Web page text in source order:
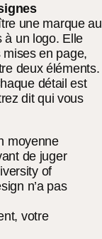
une marque au
à un logo. Elle
en page,
deux éléments.
détail est
dit qui vous
moyenne
de juger
of
n’a pas
votre